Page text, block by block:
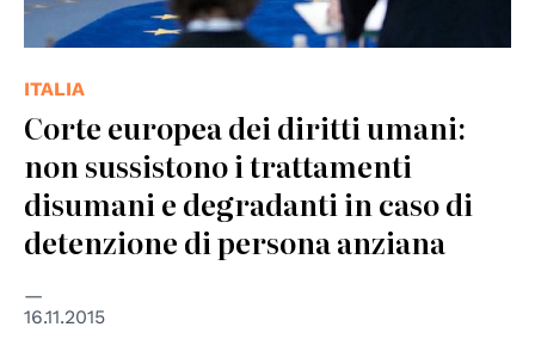
ITALIA
Corte europea dei diritti umani:
non sussistono i trattamenti
disumani e degradanti in caso di
detenzione di persona anziana
16.11.2015